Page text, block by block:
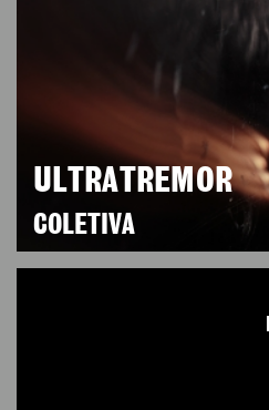
ULTRATREMOR
COLETIVA